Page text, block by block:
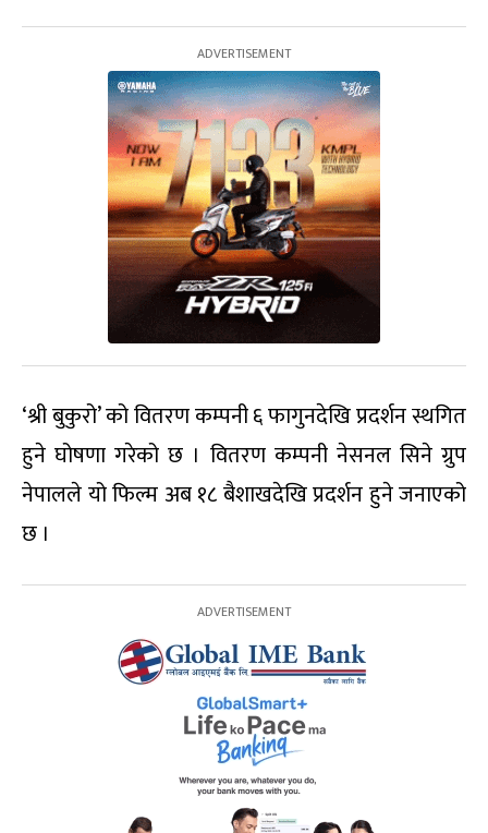
‘श्री बुकुरो’ को वितरण कम्पनी ६ फागुनदेखि प्रदर्शन स्थगित
हुने घोषणा गरेको छ । वितरण कम्पनी नेसनल सिने ग्रुप
नेपालले यो फिल्म अब १८ बैशाखदेखि प्रदर्शन हुने जनाएको
छ ।